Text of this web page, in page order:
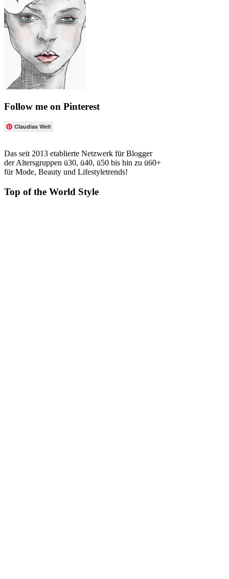
Follow me on Pinterest
Claudias Welt
Das seit 2013 etablierte Netzwerk für Blogger
der Altersgruppen ü30, ü40, ü50 bis hin zu ü60+
für Mode, Beauty und Lifestyletrends!
Top of the World Style